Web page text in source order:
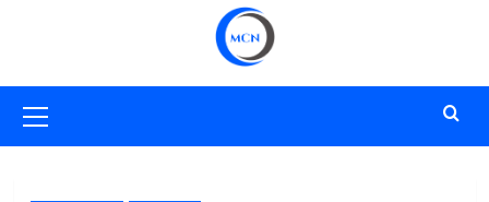
primario